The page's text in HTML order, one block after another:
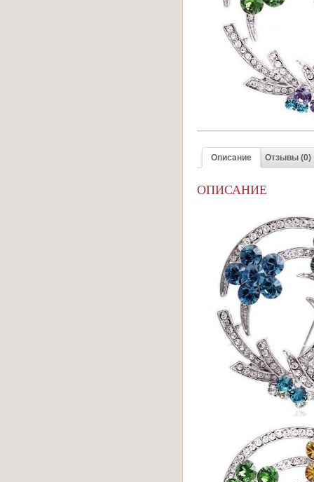
Описание Отзывы (0)
ОПИСАНИЕ